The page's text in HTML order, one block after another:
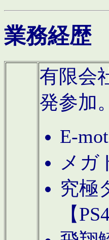
業務経歴
有限会
発参加
E-
メガ
究極
【